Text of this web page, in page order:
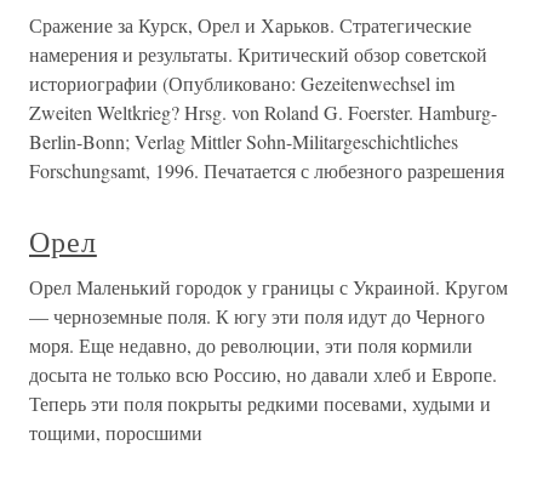
Сражение за Курск, Орел и Харьков. Стратегические
намерения и результаты. Критический обзор советской
историографии (Опубликовано: Gezeitenwechsel im
Zweiten Weltkrieg? Hrsg. von Roland G. Foerster. Hamburg-
Berlin-Bonn; Verlag Mittler Sohn-Militargeschichtliches
Forschungsamt, 1996. Печатается с любезного разрешения
Орел
Орел Маленький городок у границы с Украиной. Кругом
— черноземные поля. К югу эти поля идут до Черного
моря. Еще недавно, до революции, эти поля кормили
досыта не только всю Россию, но давали хлеб и Европе.
Теперь эти поля покрыты редкими посевами, худыми и
тощими, поросшими